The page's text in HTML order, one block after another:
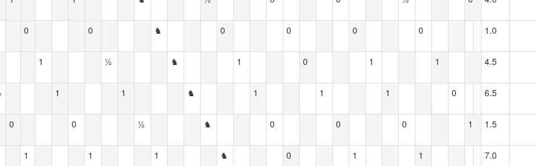
0 0 ♞ 0 0 0 0 1.0
1 ½ ♞ 1 0 1 1 4.5
1 1 ♞ 1 1 1 0 6.5
0 0 ½ ♞ 0 0 0 1 1.5
1 1 1 ♞ 0 1 1 7.0